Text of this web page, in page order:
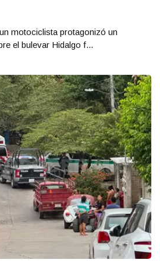
motociclista protagonizó un
el bulevar Hidalgo f...